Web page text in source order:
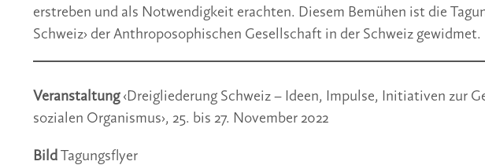
erstreben und als Notwendigkeit erachten. Diesem Bemühen ist die
Schweiz› der Anthroposophischen Gesellschaft in der Schweiz gewidmet.
Veranstaltung‹Dreigliederung Schweiz – Ideen, Impulse, Initiativen zur
sozialen Organismus›, 25. bis 27. November 2022
Bild Tagungsflyer